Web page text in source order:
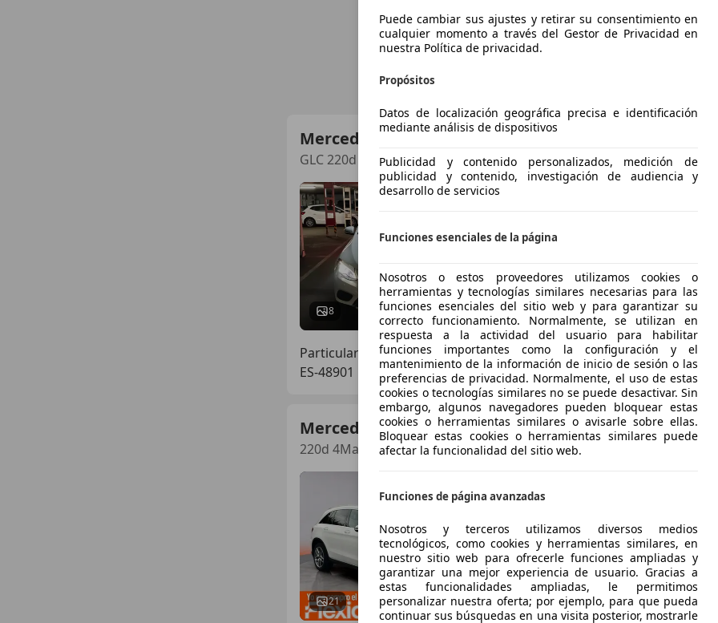
Mercedes-Benz GLC 220
GLC 220d 4Matic Aut.
8 09/2018 125.000 km
Particular
ES-48901 Barakaldo
Mercedes-Benz GLC 220
220d 4Matic Aut.
21
€ 25.490
01/2018 110.900 km
Puede cambiar sus ajustes y retirar su consentimiento en
cualquier momento a través del Gestor de Privacidad en
nuestra Política de privacidad.
Propósitos
Datos de localización geográfica precisa e identificación
mediante análisis de dispositivos
Publicidad y contenido personalizados, medición de
publicidad y contenido, investigación de audiencia y
desarrollo de servicios
Funciones esenciales de la página
Nosotros o estos proveedores utilizamos cookies o
herramientas y tecnologías similares necesarias para las
funciones esenciales del sitio web y para garantizar su
correcto funcionamiento. Normalmente, se utilizan en
respuesta a la actividad del usuario para habilitar
funciones importantes como la configuración y el
mantenimiento de la información de inicio de sesión o las
preferencias de privacidad. Normalmente, el uso de estas
cookies o tecnologías similares no se puede desactivar. Sin
embargo, algunos navegadores pueden bloquear estas
cookies o herramientas similares o avisarle sobre ellas.
Bloquear estas cookies o herramientas similares puede
afectar la funcionalidad del sitio web.
Funciones de página avanzadas
Nosotros y terceros utilizamos diversos medios
tecnológicos, como cookies y herramientas similares, en
nuestro sitio web para ofrecerle funciones ampliadas y
garantizar una mejor experiencia de usuario. Gracias a
estas funcionalidades ampliadas, le permitimos
personalizar nuestra oferta; por ejemplo, para que pueda
continuar sus búsquedas en una visita posterior, mostrarle